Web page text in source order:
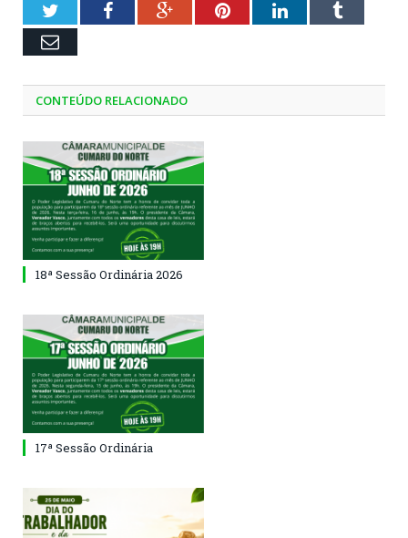
TwitterFacebookGoogle+PinterestLinkedInTumblr
Email
CONTEÚDO RELACIONADO
18ª Sessão Ordinária 2026
17ª Sessão Ordinária